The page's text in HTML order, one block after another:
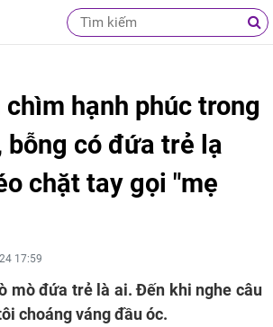
hạnh phúc trong
bỗng có đứa trẻ lạ
chặt tay gọi "mẹ
17:59
mò đứa trẻ là ai. Đến khi nghe câu
choáng váng đầu óc.